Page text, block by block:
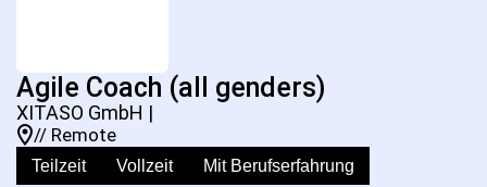
Agile Coach (all genders)
XITASO GmbH |
// Remote
Teilzeit Vollzeit Mit Berufserfahrung